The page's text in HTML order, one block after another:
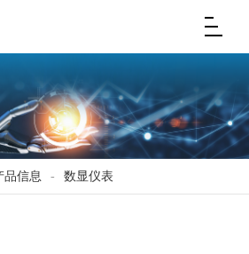
品信息 - 数显仪表